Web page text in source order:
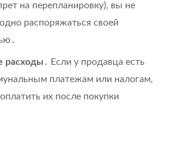
на перепланировку), вы не
распоряжаться своей
расходы ․ Если у продавца есть
платежам или налогам,
их после покупки